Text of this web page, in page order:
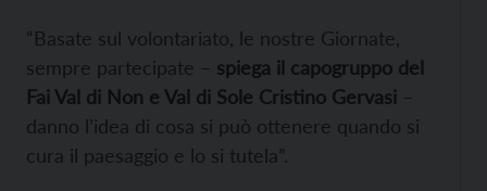
“Basate sul volontariato, le nostre Giornate,
sempre partecipate – spiega il capogruppo del
Fai Val di Non e Val di Sole Cristino Gervasi –
danno l’idea di cosa si può ottenere quando si
cura il paesaggio e lo si tutela”.